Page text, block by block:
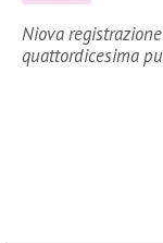
Niova
quattordicesima